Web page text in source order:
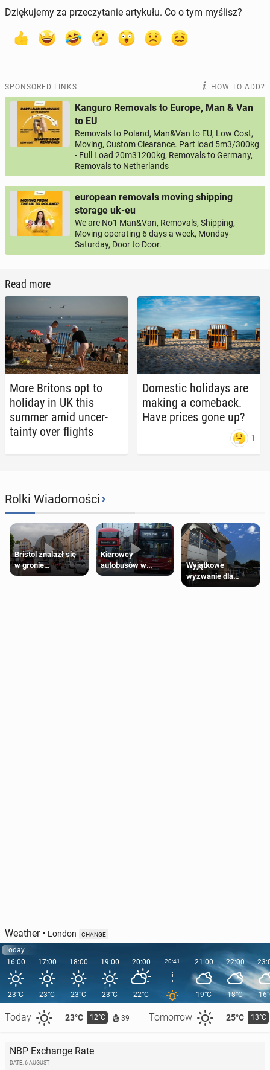
Dziękujemy za przeczytanie artykułu. Co o tym myślisz?
SPONSORED LINKS HOW TO ADD?
Kanguro Removals to Europe, Man & Van
to EU
Removals to Poland, Man&Van to EU, Low Cost,
Moving, Custom Clearance. Part load 5m3/300kg
- Full Load 20m31200kg, Removals to Germany,
Removals to Netherlands
european removals moving shipping
storage uk-eu
We are No1 Man&Van, Removals, Shipping,
Moving operating 6 days a week, Monday-
Saturday, Door to Door.
Read more
More Britons opt to
holiday in UK this
summer amid un­cer­
tain­ty over flights
Do­mes­tic hol­i­days are
making a come­back.
Have prices gone up?
1
Rolki Wiadomości›
Bristol znalazł się
w gronie
najlepszych
Kierowcy
autobusów w
Londynie
Wyjątkowe
wyzwanie dla
posiadaczy kart
Weather• London CHANGE
Today
16:00
23°C
Today 23°C 12°C 39 Tomorrow 25°C 13°C
17:00
23°C
18:00
23°C
19:00
23°C
20:00
22°C
20:41 21:00
19°C
22:00
18°C
NBP Exchange Rate
DATE: 6 AUGUST